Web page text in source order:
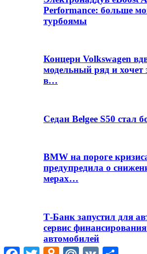
Performance: больше
турбоямы
Концерн Volkswagen
модельный ряд и хочет
в…
Седан Belgee S50 стал
BMW на пороге
предупредила о
мерах…
Т-Банк запустил для
сервис
автомобилей
FacebookTwitter Odnoklassniki
Mail.RuVK